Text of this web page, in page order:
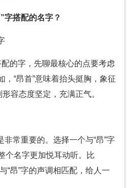
字搭配的名字？
配的字，先聊最核心的点要考虑
，“昂首”意味着抬头挺胸，象征
容态度坚定，充满正气。
非常重要的。选择一个与“昂”字
个名字更加悦耳动听。比
“昂”字的声调相匹配，给人一